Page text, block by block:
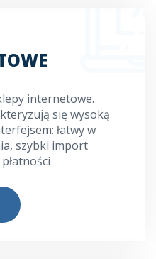
internetowe.
się wysoką
łatwy w
szybki import